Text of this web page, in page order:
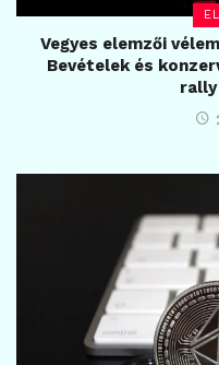
Vegyes elemzői
Bevételek és